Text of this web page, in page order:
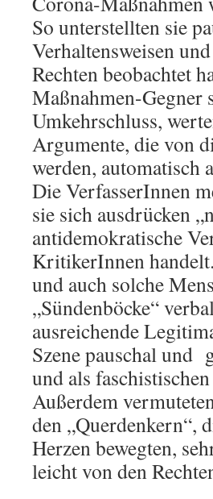
So unterstellten sie
Verhaltensweisen
Rechten beobachtet
Maßnahmen-Gegner
Umkehrschluss,
Argumente, die von
werden, automatisch
Die VerfasserInnen
sie sich ausdrücken
antidemokratische
KritikerInnen
und auch solche
„Sündenböcke“
ausreichende
Szene pauschal und
und als
Außerdem
den „Querdenkern“,
Herzen bewegten,
leicht von den